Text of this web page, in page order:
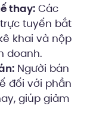
thay: Các
tuyến bắt
khai và nộp
doanh.
Người bán
đối với phần
giúp giảm